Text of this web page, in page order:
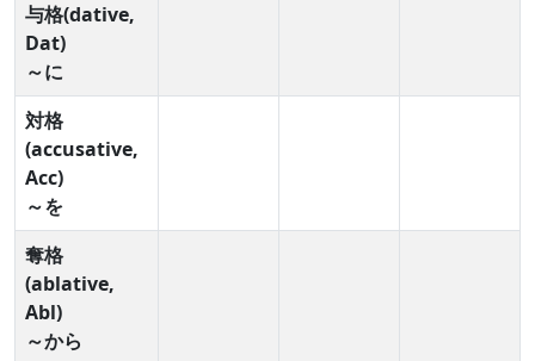
与格(dative,
Dat)
～に
対格
(accusative,
Acc)
～を
奪格
(ablative,
Abl)
～から